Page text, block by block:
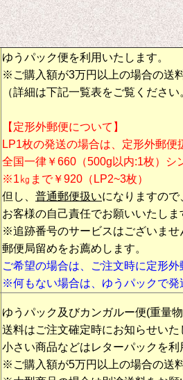
ゆうパック便を利用いたします。
※ご購入額が3万円以上の場合の送
（詳細は下記一覧表をご覧ください
【定形外郵便について】
LP1枚の発送の場合は、定形外郵便
全国一律￥660（500g以内:1枚）シ
※1㎏まで￥920（LP2~3枚）
但し、 普通郵便扱いになりますの
お客様の自己責任でお願いいたしま
※追跡番号のサービスはございませ
郵便局留めをお薦めします。
ご希望の場合は、ご注文時に定形
※何もない場合は、ゆうパックで発
ゆうパック及びカンガルー便(重量
送料はご注文確定時にお知らせいた
小さい商品などはレターパックを利
※ご購入額が5万円以上の場合の送